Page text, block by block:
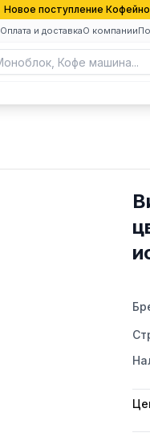
Новое поступление
Оплата и доставкаО компании